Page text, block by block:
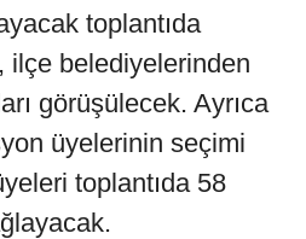
toplantıda
ilçe belediyelerinden
görüşülecek. Ayrıca
üyelerinin seçimi
toplantıda 58